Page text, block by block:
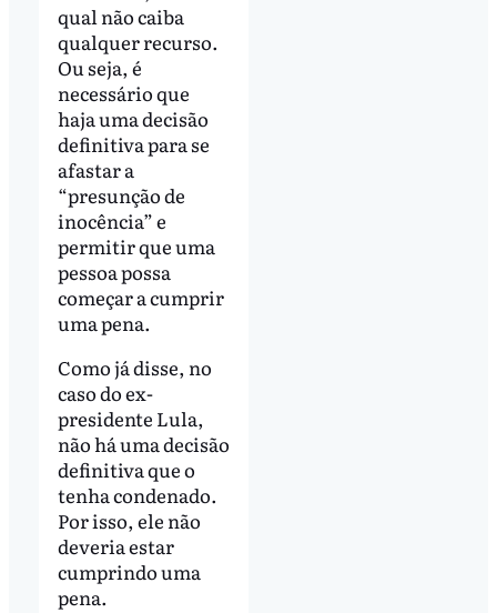
qual não caiba
qualquer recurso.
Ou seja, é
necessário que
haja uma decisão
definitiva para se
afastar a
“presunção de
inocência” e
permitir que uma
pessoa possa
começar a cumprir
uma pena.
Como já disse, no
caso do ex-
presidente Lula,
não há uma decisão
definitiva que o
tenha condenado.
Por isso, ele não
deveria estar
cumprindo uma
pena.